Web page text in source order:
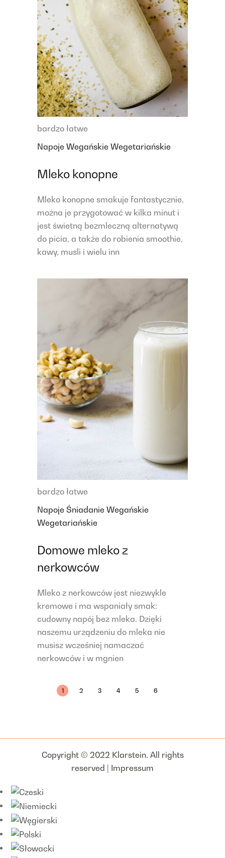
bardzo łatwe
Napoje Wegańskie Wegetariańskie
Mleko konopne
Mleko konopne smakuje fantastycznie,
można je przygotować w kilka minut i
jest świetną bezmleczną alternatywą
do picia, a także do robienia smoothie,
kawy, musli i wielu inn
bardzo łatwe
Napoje Śniadanie Wegańskie
Wegetariańskie
Domowe mleko z
nerkowców
Mleko z nerkowców jest niezwykle
kremowe i ma wspaniały smak:
cudowny napój bez mleka. Dzięki
naszemu urządzeniu do mleka nie
musisz wcześniej namaczać
nerkowców i w mgnien
1 2 3 4 5 6
Copyright © 2022 Klarstein. All rights
reserved | Impressum